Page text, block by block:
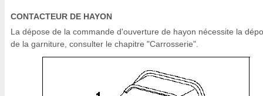
CONTACTEUR DE HAYON
La dépose de la commande d'ouverture de hayon nécessite la
de la garniture, consulter le chapitre "Carrosserie".